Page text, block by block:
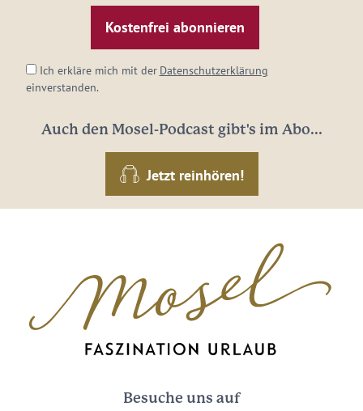
Mail-
Adresse:
Ich erkläre mich mit der Datenschutzerklärung
einverstanden.
Auch den Mosel-Podcast gibt's im Abo...
Jetzt reinhören!
Besuche uns auf